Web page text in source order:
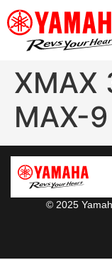
XMAX
MAX-9
© 2025